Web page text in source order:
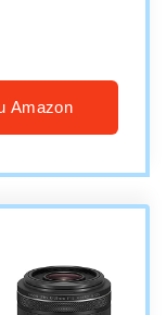
Amazon